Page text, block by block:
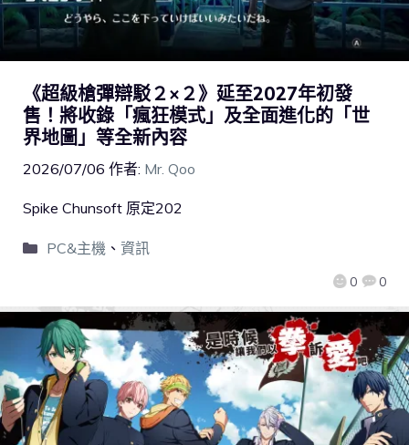
《超級槍彈辯駁２×２》延至2027年初發
售！將收錄「瘋狂模式」及全面進化的「世
界地圖」等全新內容
2026/07/06 作者: Mr. Qoo
0 0
Spike Chunsoft 原定202
PC&主機、 資訊